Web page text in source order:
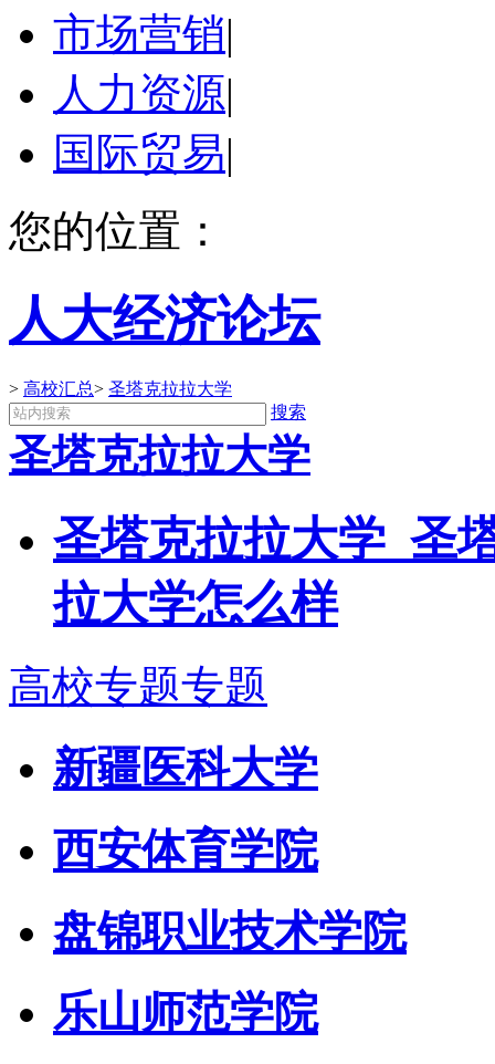
市场营销|
人力资源|
国际贸易|
您的位置：
人大经济论坛
> 高校汇总> 圣塔克拉拉大学
搜索
圣塔克拉拉大学
圣塔克拉拉大学_圣
拉大学怎么样
高校专题专题
新疆医科大学
西安体育学院
盘锦职业技术学院
乐山师范学院